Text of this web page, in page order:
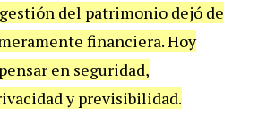
del patrimonio dejó de
financiera. Hoy
en seguridad,
y previsibilidad.